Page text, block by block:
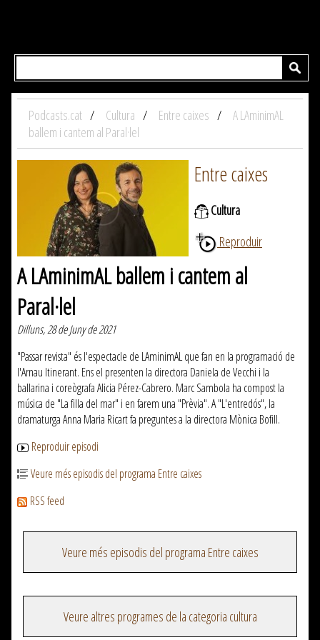
Podcasts.cat Cultura Entre caixes
A LAminimAL
ballem i cantem al Paral·lel
Entre caixes
Cultura
Reproduir
A LAminimAL ballem i cantem al
Paral·lel
Dilluns, 28 de Juny de 2021
"Passar revista" és l'espectacle de LAminimAL que fan en la programació de
l'Arnau Itinerant. Ens el presenten la directora Daniela de Vecchi i la
ballarina i coreògrafa Alicia Pérez-Cabrero. Marc Sambola ha compost la
música de "La filla del mar" i en farem una "Prèvia". A "L'entredós", la
dramaturga Anna Maria Ricart fa preguntes a la directora Mònica Bofill.
Reproduir episodi
Veure més episodis del programa Entre caixes
RSS feed
Veure més episodis del programa Entre caixes
Veure altres programes de la categoria cultura